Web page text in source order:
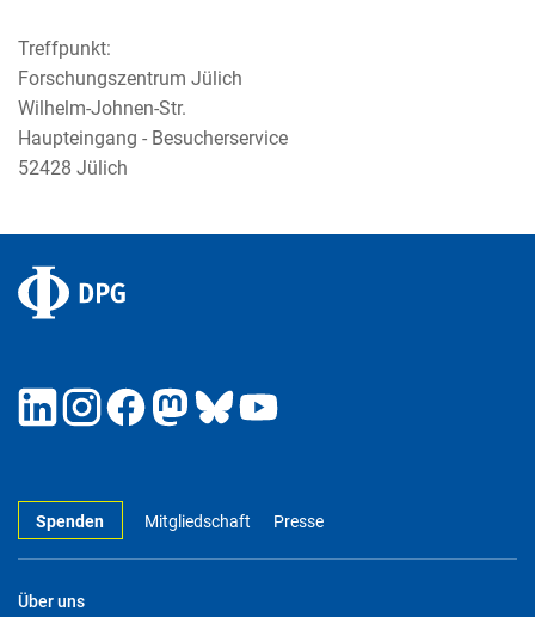
Treffpunkt:
Forschungszentrum Jülich
Wilhelm-Johnen-Str.
Haupteingang - Besucherservice
52428 Jülich
Spenden Mitgliedschaft Presse
Über uns